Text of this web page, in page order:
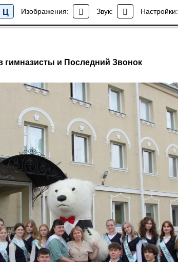
Ц Изображения: Звук: Настройки:
Новости гимназии
гимназисты и Последний Звонок